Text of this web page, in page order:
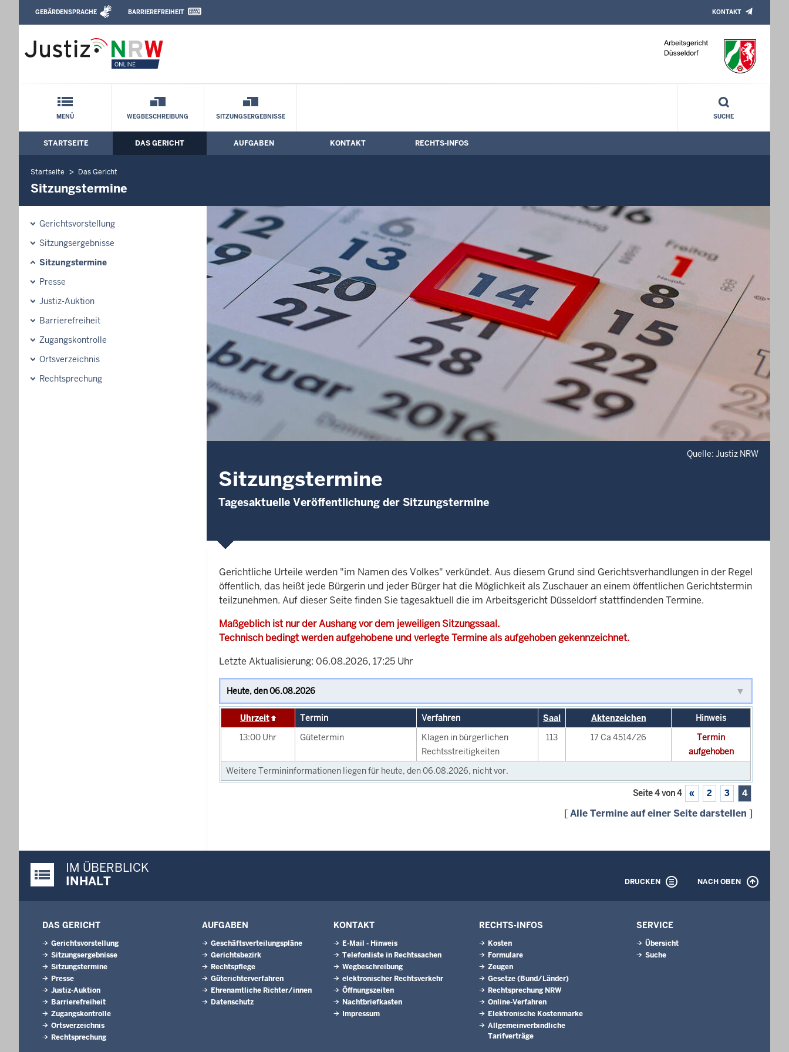
Arbeitsgericht Düsseldorf: Sitzungstermine
Direkt zum Inhalt
Leichte Sprache, Gebärdensprachenvideo und Kontaktformular
GEBÄRDENSPRACHE BARRIEREFREIHEIT KONTAKT
Schnellnavigation mit Volltext-Suche
MENÜ WEGBESCHREIBUNG SITZUNGSERGEBNISSE SUCHE
Hauptmenü: Hauptnavigation
STARTSEITE DAS GERICHT AUFGABEN KONTAKT RECHTS-INFOS
Startseite Das Gericht
Sitzungstermine
Gerichtsvorstellung
Sitzungsergebnisse
Sitzungstermine
Presse
Justiz-Auktion
Barrierefreiheit
Zugangskontrolle
Ortsverzeichnis
Rechtsprechung
Quelle: Justiz NRW
Sitzungstermine
Tagesaktuelle Veröffentlichung der Sitzungstermine
Gerichtliche Urteile werden "im Namen des Volkes" verkündet. Aus diesem Grund sind Gerichtsverhandlungen in der Regel
öffentlich, das heißt jede Bürgerin und jeder Bürger hat die Möglichkeit als Zuschauer an einem öffentlichen Gerichtstermin
teilzunehmen. Auf dieser Seite finden Sie tagesaktuell die im Arbeitsgericht Düsseldorf stattfindenden Termine.
Maßgeblich ist nur der Aushang vor dem jeweiligen Sitzungssaal.
Technisch bedingt werden aufgehobene und verlegte Termine als aufgehoben gekennzeichnet.
Letzte Aktualisierung: 06.08.2026, 17:25 Uhr
Uhrzeit Termin Verfahren Saal Aktenzeichen
Hinweis
13:00 Uhr Gütetermin
Klagen in bürgerlichen
Rechtsstreitigkeiten
113 17 Ca 4514/26
Termin
aufgehoben
Weitere Termininformationen liegen für heute, den 06.08.2026, nicht vor.
Seite 4 von 4 « 2 3 4
[Alle Termine auf einer Seite darstellen ]
Justiz-Portal im Überblick:
IM ÜBERBLICK
INHALT
DRUCKEN NACH OBEN
DAS GERICHT
Gerichtsvorstellung
Sitzungsergebnisse
Sitzungstermine
Presse
Justiz-Auktion
Barrierefreiheit
Zugangskontrolle
Ortsverzeichnis
Rechtsprechung
AUFGABEN
Geschäftsverteilungspläne
Gerichtsbezirk
Rechtspflege
Güterichterverfahren
Ehrenamtliche Richter/innen
Datenschutz
KONTAKT
E-Mail - Hinweis
Telefonliste in Rechtssachen
Wegbeschreibung
elektronischer Rechtsverkehr
Öffnungszeiten
Nachtbriefkasten
Impressum
RECHTS-INFOS
Kosten
Formulare
Zeugen
Gesetze (Bund/Länder)
Rechtsprechung NRW
Online-Verfahren
Elektronische Kostenmarke
Allgemeinverbindliche
Tarifverträge
SERVICE
Übersicht
Suche